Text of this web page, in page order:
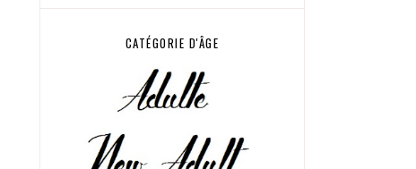
CATÉGORIE D'ÂGE